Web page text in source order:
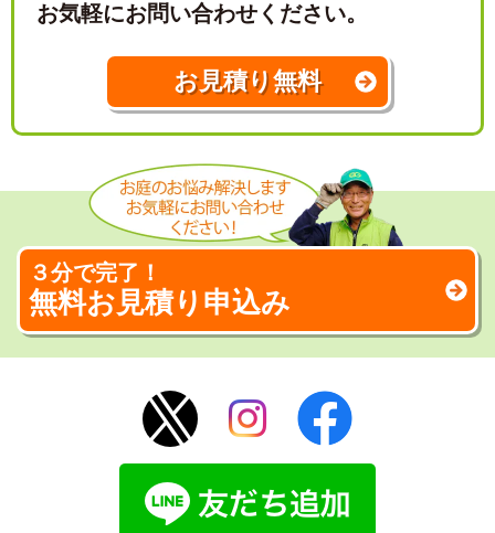
お気軽にお問い合わせください。
お見積り無料
３分で完了！
無料お見積り申込み